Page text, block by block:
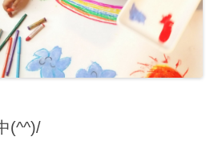
(^^)/